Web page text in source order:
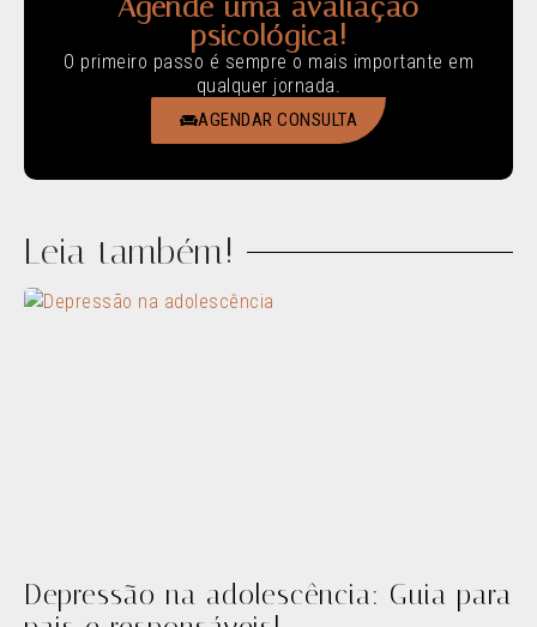
Agende uma avaliação
psicológica!
O primeiro passo é sempre o mais importante em
qualquer jornada.
AGENDAR CONSULTA
Leia também!
Depressão na adolescência: Guia para